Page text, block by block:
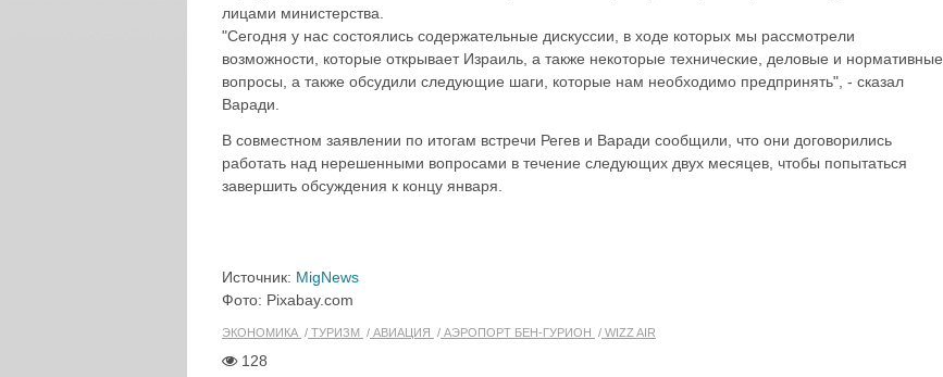
лицами министерства.
"Сегодня у нас состоялись содержательные дискуссии, в ходе которых мы рассмотрели
возможности, которые открывает Израиль, а также некоторые технические, деловые и нормативные
вопросы, а также обсудили следующие шаги, которые нам необходимо предпринять", - сказал
Варади.
В совместном заявлении по итогам встречи Регев и Варади сообщили, что они договорились
работать над нерешенными вопросами в течение следующих двух месяцев, чтобы попытаться
завершить обсуждения к концу января.
Источник: MigNews
Фото: Pixabay.com
ЭКОНОМИКА ТУРИЗМ АВИАЦИЯ АЭРОПОРТ БЕН-ГУРИОН WIZZ AIR
128